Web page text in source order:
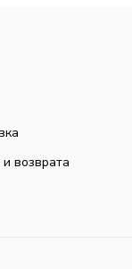
возврата